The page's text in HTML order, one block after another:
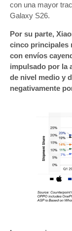
con una mayor
Galaxy S26.
Por su parte,
cinco principales
con envíos
impulsado por la
de nivel medio y
negativamente